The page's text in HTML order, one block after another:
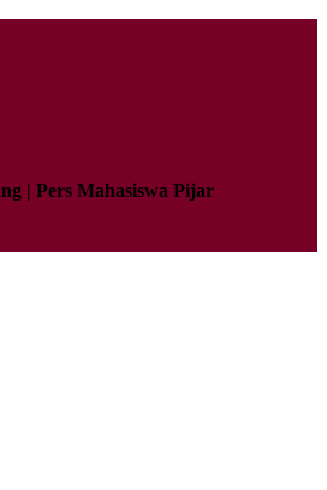
| Pers Mahasiswa Pijar